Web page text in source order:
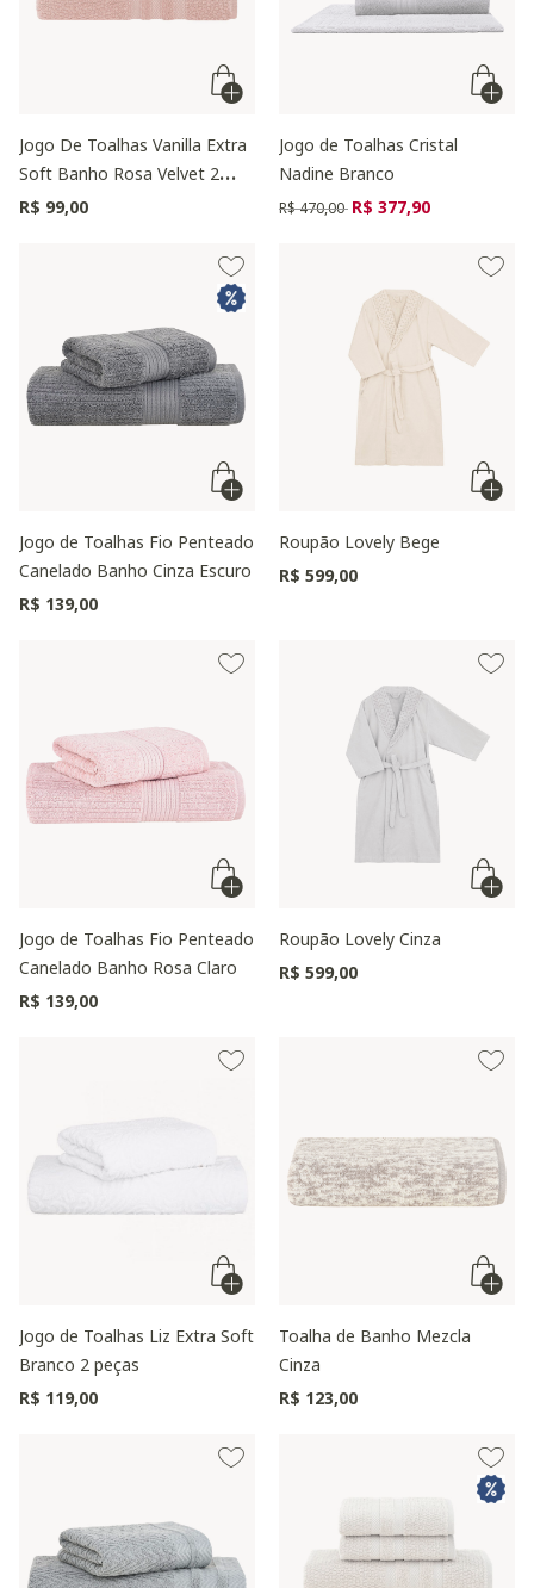
Jogo De Toalhas Vanilla Extra
Soft Banho Rosa Velvet 2
Peças
R$ 99,00
Jogo de Toalhas Cristal
Nadine Branco
Preço reduzido de
R$ 470,00 para
R$ 377,90
Jogo de Toalhas Fio Penteado
Canelado Banho Cinza Escuro
R$ 139,00
Roupão Lovely Bege
R$ 599,00
Jogo de Toalhas Fio Penteado
Canelado Banho Rosa Claro
R$ 139,00
Roupão Lovely Cinza
R$ 599,00
Jogo de Toalhas Liz Extra Soft
Branco 2 peças
R$ 119,00
Toalha de Banho Mezcla
Cinza
R$ 123,00